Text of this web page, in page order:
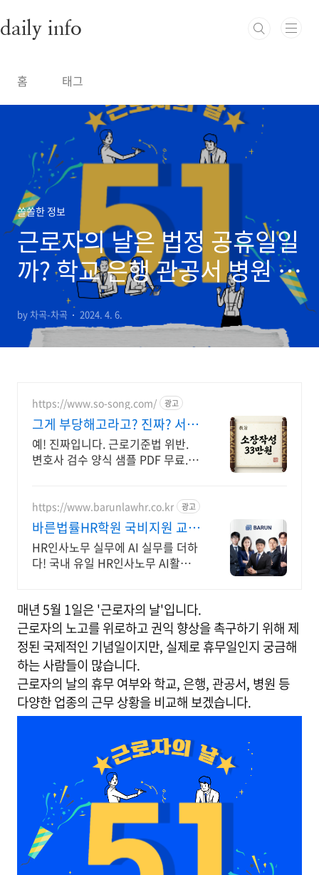
daily info
홈 태그
쏠쏠한 정보
근로자의 날은 법정 공휴일일
까? 학교 은행 관공서 병원 휴
무 근무 업종 비교
by 차곡-차곡 2024. 4. 6.
https://www.so-song.com/ 광고
그게 부당해고라고? 진짜? 서면
가격 공개합니다
예! 진짜입니다. 근로기준법 위반.
변호사 검수 양식 샘플 PDF 무료. 접
습니다
https://www.barunlawhr.co.kr 광고
바른법률HR학원 국비지원 교육
과정
HR인사노무 실무에 AI 실무를 더하
다! 국내 유일 HR인사노무 AI활용
매년 5월 1일은 '근로자의 날'입니다.
근로자의 노고를 위로하고 권익 향상을 촉구하기 위해 제
정된 국제적인 기념일이지만, 실제로 휴무일인지 궁금해
하는 사람들이 많습니다.
근로자의 날의 휴무 여부와 학교, 은행, 관공서, 병원 등
다양한 업종의 근무 상황을 비교해 보겠습니다.